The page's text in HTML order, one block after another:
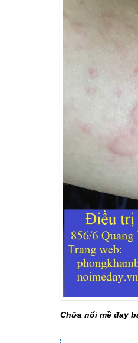
Chữa nổi mề đay